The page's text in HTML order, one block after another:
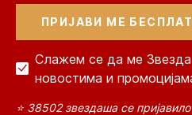
Слажем се да ме Звезда
новостима и
⭐ 38502 звездаша се